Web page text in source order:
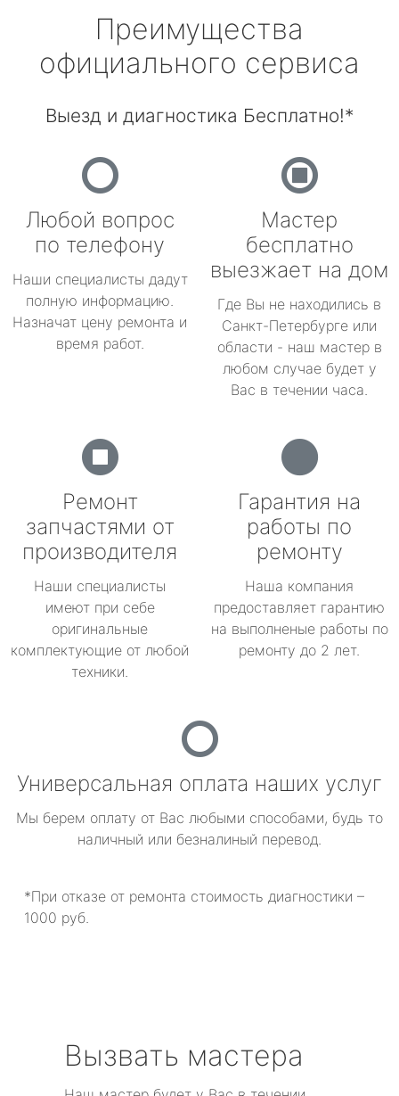
Преимущества
официального сервиса
Выезд и диагностика Бесплатно!*
Любой вопрос
по телефону
Наши специалисты дадут
полную информацию.
Назначат цену ремонта и
время работ.
Мастер
бесплатно
выезжает на дом
Где Вы не находились в
Санкт-Петербурге или
области - наш мастер в
любом случае будет у
Вас в течении часа.
Ремонт
запчастями от
производителя
Наши специалисты
имеют при себе
оригинальные
комплектующие от любой
техники.
Гарантия на
работы по
ремонту
Наша компания
предоставляет гарантию
на выполненые работы по
ремонту до 2 лет.
Универсальная оплата наших услуг
Мы берем оплату от Вас любыми способами, будь то
наличный или безналиный перевод.
*При отказе от ремонта стоимость диагностики –
1000 руб.
Вызвать мастера